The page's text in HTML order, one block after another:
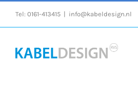
Tel: 0161-413415 info@kabeldesign.nl